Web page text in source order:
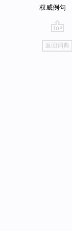
权威例句
go
top
返回词典